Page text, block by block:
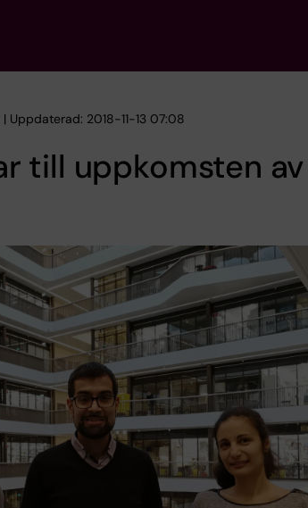
| Uppdaterad: 2018-11-13 07:08
till uppkomsten av